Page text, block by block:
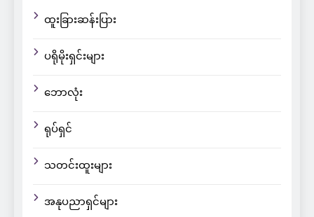
ထူးခြားဆန်းပြား
ပရိုမိုးရှင်းများ
ဘောလုံး
ရုပ်ရှင်
သတင်းထူးများ
အနုပညာရှင်များ